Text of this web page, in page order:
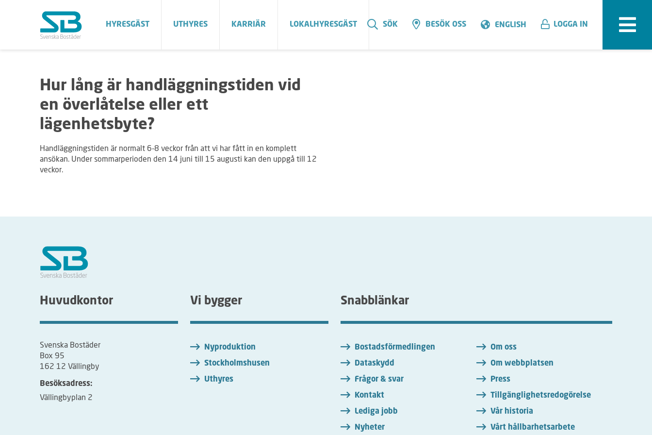
HYRESGÄST UTHYRES KARRIÄR LOKALHYRESGÄST SÖK BESÖK OSS ENGLISH LOGGA IN
Hur lång är handläggningstiden vid
en överlåtelse eller ett
lägenhetsbyte?
Handläggningstiden är normalt 6-8 veckor från att vi har fått in en komplett
ansökan. Under sommarperioden den 14 juni till 15 augusti kan den uppgå till 12
veckor.
Huvudkontor
Svenska Bostäder
Box 95
162 12 Vällingby
Besöksadress:
Vällingbyplan 2
Vi bygger
Nyproduktion
Stockholmshusen
Uthyres
Snabblänkar
Bostadsförmedlingen
Dataskydd
Frågor & svar
Kontakt
Lediga jobb
Nyheter
Om oss
Om webbplatsen
Press
Tillgänglighetsredogörelse
Vår historia
Vårt hållbarhetsarbete